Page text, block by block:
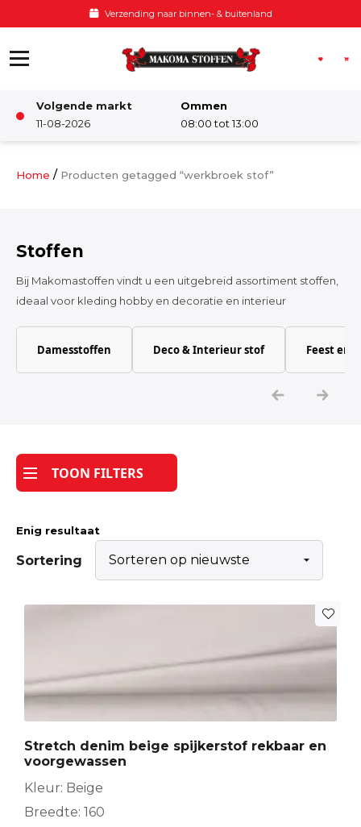
Verzending naar binnen- & buitenland
Volgende markt
11-08-2026
Ommen
08:00 tot 13:00
Damesstoffen
Katoen
Tijdpakker stof
Home / Producten getagged “werkbroek stof”
Stoffen
Bij Makomastoffen vindt u een uitgebreid assortiment stoffen,
ideaal voor kleding hobby en decoratie en interieur
Damesstoffen Deco & Interieur stof Feest en
TOON FILTERS
Enig resultaat
Sortering
Stretch denim beige spijkerstof rekbaar en
voorgewassen
Kleur: Beige
Breedte: 160